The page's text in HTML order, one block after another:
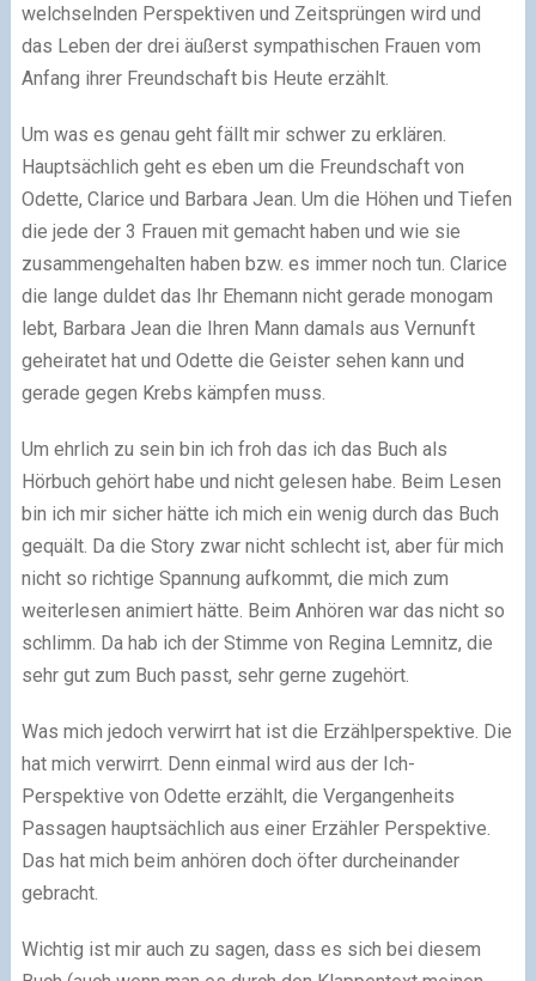
welchselnden Perspektiven und Zeitsprüngen wird und
das Leben der drei äußerst sympathischen Frauen vom
Anfang ihrer Freundschaft bis Heute erzählt.
Um was es genau geht fällt mir schwer zu erklären.
Hauptsächlich geht es eben um die Freundschaft von
Odette, Clarice und Barbara Jean. Um die Höhen und Tiefen
die jede der 3 Frauen mit gemacht haben und wie sie
zusammengehalten haben bzw. es immer noch tun. Clarice
die lange duldet das Ihr Ehemann nicht gerade monogam
lebt, Barbara Jean die Ihren Mann damals aus Vernunft
geheiratet hat und Odette die Geister sehen kann und
gerade gegen Krebs kämpfen muss.
Um ehrlich zu sein bin ich froh das ich das Buch als
Hörbuch gehört habe und nicht gelesen habe. Beim Lesen
bin ich mir sicher hätte ich mich ein wenig durch das Buch
gequält. Da die Story zwar nicht schlecht ist, aber für mich
nicht so richtige Spannung aufkommt, die mich zum
weiterlesen animiert hätte. Beim Anhören war das nicht so
schlimm. Da hab ich der Stimme von Regina Lemnitz, die
sehr gut zum Buch passt, sehr gerne zugehört.
Was mich jedoch verwirrt hat ist die Erzählperspektive. Die
hat mich verwirrt. Denn einmal wird aus der Ich-
Perspektive von Odette erzählt, die Vergangenheits
Passagen hauptsächlich aus einer Erzähler Perspektive.
Das hat mich beim anhören doch öfter durcheinander
gebracht.
Wichtig ist mir auch zu sagen, dass es sich bei diesem